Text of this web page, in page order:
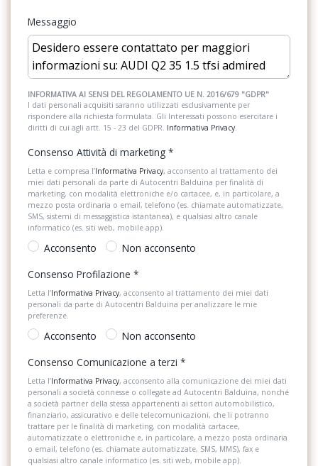
Sistema audio
Sistema di apertura keyless
Sistema telefonico integrato
Sospensioni
Specchietti retrovisori elettrici e riscaldabili
Spoiler
Tappetini
Volante sportivo
Inserti in vernice effetto diamante grigio argento
Interfaccia bluetooth
Kit riparazione pneumatico
Limitatore di velocità impostabile
Materiale di pronto soccorso con triangolo di emergenza
Mmi radio plus
Modanature nere ai finestrini
Parte inferiore paraurti in colore antracite
Presa 12v nella consolle centrale anteriore
Presa 12v sul retro della consolle centrale per i sedili posteriori
Proiettori a led
Ricezione radio digitale (dab)
Rivestimento dei sedili in tessuto script
Sedili anteriori normali
Sedili del sedile posteriore ribaltabile
Servosterzo progressivo
Messaggio
INFORMATIVA AI SENSI DEL REGOLAMENTO UE N. 2016/679 "GDPR"
I dati personali acquisiti saranno utilizzati esclusivamente per
rispondere alla richiesta formulata. Gli Interessati possono esercitare i
diritti di cui agli artt. 15 - 23 del GDPR. Informativa Privacy
Consenso Attività di marketing *
Letta e compresa l’Informativa Privacy, acconsento al trattamento dei
miei dati personali da parte di Autocentri Balduina per finalità di
marketing, con modalità elettroniche e/o cartacee, e, in particolare, a
mezzo posta ordinaria o email, telefono (es. chiamate automatizzate,
SMS, sistemi di messaggistica istantanea), e qualsiasi altro canale
informatico (es. siti web, mobile app).
Acconsento
Non acconsento
Consenso Profilazione *
Letta l’Informativa Privacy, acconsento al trattamento dei miei dati
personali da parte di Autocentri Balduina per analizzare le mie
preferenze.
Acconsento
Non acconsento
Consenso Comunicazione a terzi *
Letta l’Informativa Privacy, acconsento alla comunicazione dei miei dati
personali a società connesse o collegate ad Autocentri Balduina, nonché
a società partner della stessa appartenenti ai settori automobilistico,
finanziario, assicurativo e delle telecomunicazioni, che li potranno
trattare per le finalità di marketing, con modalità cartacee,
automatizzate o elettroniche e, in particolare, a mezzo posta ordinaria
o email, telefono (es. chiamate automatizzate, SMS, MMS), fax e
qualsiasi altro canale informatico (es. siti web, mobile app).